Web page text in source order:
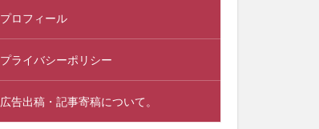
プロフィール
プライバシーポリシー
広告出稿・記事寄稿について。